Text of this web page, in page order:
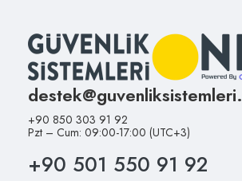
+90 850 303 91 92
Pzt – Cum: 09:00-17:00 (UTC+3)
+90 501 550 91 92